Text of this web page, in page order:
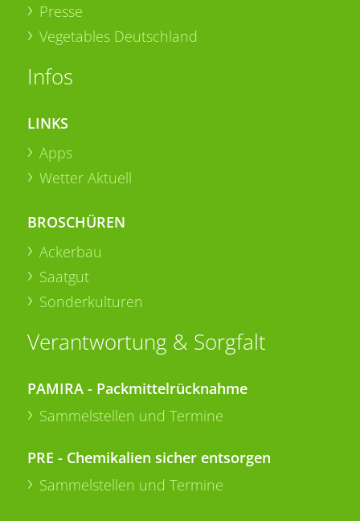
Presse
Vegetables Deutschland
Infos
LINKS
Apps
Wetter Aktuell
BROSCHÜREN
Ackerbau
Saatgut
Sonderkulturen
Verantwortung & Sorgfalt
PAMIRA - Packmittelrücknahme
Sammelstellen und Termine
PRE - Chemikalien sicher entsorgen
Sammelstellen und Termine